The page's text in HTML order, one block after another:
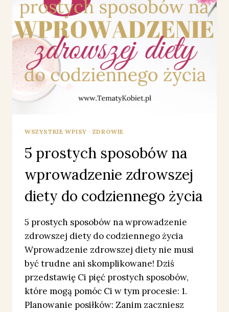
WSZYSTKIE WPISY · ZDROWIE
5 prostych sposobów na
wprowadzenie zdrowszej
diety do codziennego życia
5 prostych sposobów na wprowadzenie
zdrowszej diety do codziennego życia
Wprowadzenie zdrowszej diety nie musi
być trudne ani skomplikowane! Dziś
przedstawię Ci pięć prostych sposobów,
które mogą pomóc Ci w tym procesie: 1.
Planowanie posiłków: Zanim zaczniesz